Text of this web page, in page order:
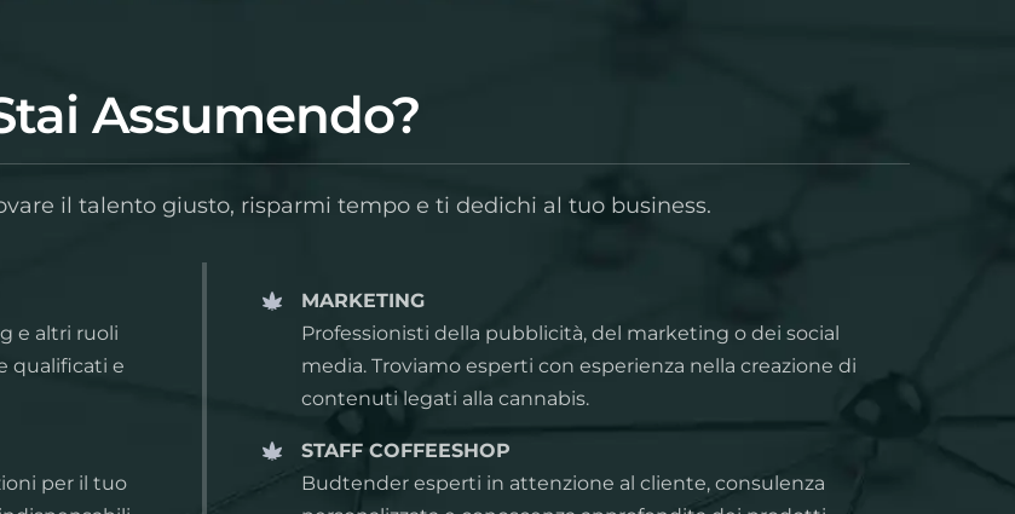
Assumendo?
il talento giusto, risparmi tempo e ti dedichi al tuo business.
e altri ruoli
qualificati e
per il tuo
MARKETING
Professionisti della pubblicità, del marketing o dei social
media. Troviamo esperti con esperienza nella creazione di
contenuti legati alla cannabis.
STAFF COFFEESHOP
Budtender esperti in attenzione al cliente, consulenza